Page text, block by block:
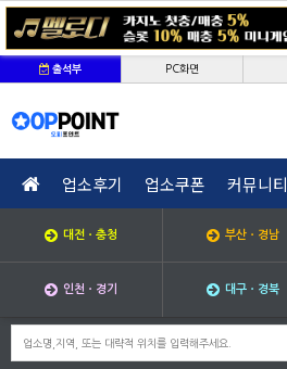
출석부 PC화면
업소후기 업소쿠폰 커뮤니티
대전ㆍ충청 부산ㆍ경남
인천ㆍ경기 대구ㆍ경북